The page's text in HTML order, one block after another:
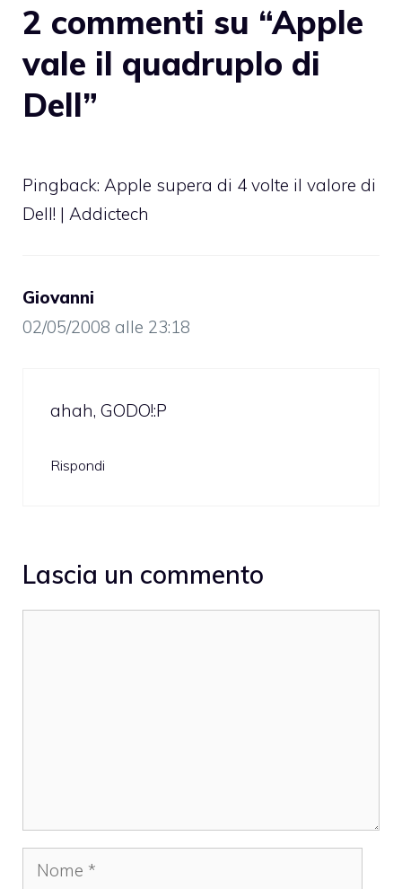
2 commenti su “Apple
vale il quadruplo di
Dell”
Pingback: Apple supera di 4 volte il valore di
Dell! | Addictech
Giovanni
02/05/2008 alle 23:18
ahah, GODO!:P
Rispondi
Lascia un commento
Nome